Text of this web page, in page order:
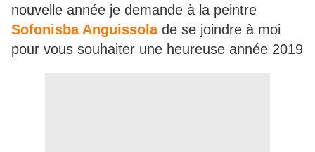
nouvelle année je demande à la peintre
Sofonisba Anguissolade se joindre à moi
pour vous souhaiter une heureuse année 2019